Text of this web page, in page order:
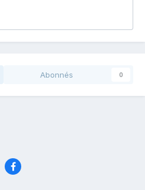
Abonnés 0